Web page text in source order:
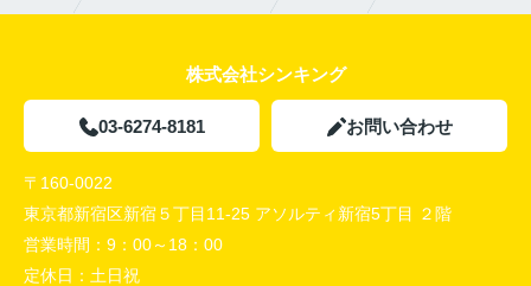
株式会社シンキング
03-6274-8181 お問い合わせ
〒160-0022
東京都新宿区新宿５丁目11-25 アソルティ新宿5丁目 ２階
営業時間： 9：00～18：00
定休日： 土日祝